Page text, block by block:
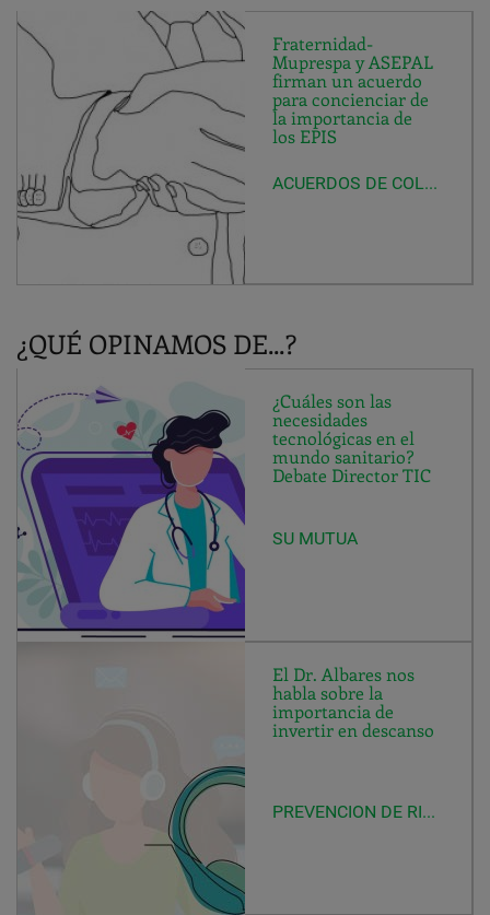
Fraternidad-
Muprespa y ASEPAL
firman un acuerdo
para concienciar de
la importancia de
los EPIS
ACUERDOS DE COLABORACIÓN
¿QUÉ OPINAMOS DE...?
¿Cuáles son las
necesidades
tecnológicas en el
mundo sanitario?
Debate Director TIC
SU MUTUA
El Dr. Albares nos
habla sobre la
importancia de
invertir en descanso
PREVENCION DE RIESGOS LABORALES